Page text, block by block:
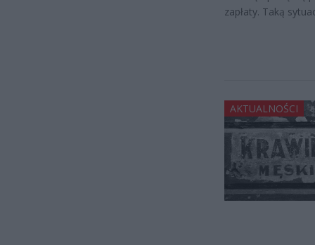
zapłaty. Taką
AKTUALNOŚCI